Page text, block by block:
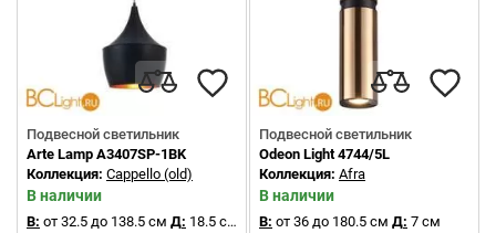
Подвесной светильник
Arte Lamp A3407SP-1BK
Коллекция: Cappello (old)
В наличии
В: от 32.5 до 138.5 см Д: 18.5 см
Подвесной светильник
Odeon Light 4744/5L
Коллекция: Afra
В наличии
В: от 36 до 180.5 см Д: 7 см